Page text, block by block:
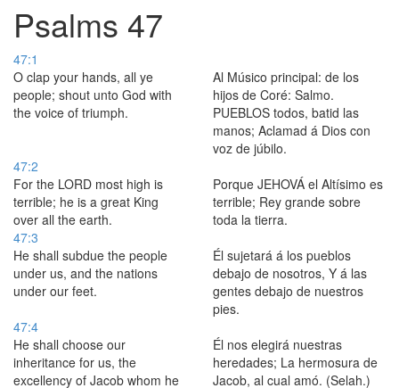
Psalms 47
47:1
O clap your hands, all ye
people; shout unto God with
the voice of triumph.
Al Músico principal: de los
hijos de Coré: Salmo.
PUEBLOS todos, batid las
manos; Aclamad á Dios con
voz de júbilo.
47:2
For the LORD most high is
terrible; he is a great King
over all the earth.
Porque JEHOVÁ el Altísimo es
terrible; Rey grande sobre
toda la tierra.
47:3
He shall subdue the people
under us, and the nations
under our feet.
Él sujetará á los pueblos
debajo de nosotros, Y á las
gentes debajo de nuestros
pies.
47:4
He shall choose our
inheritance for us, the
excellency of Jacob whom he
Él nos elegirá nuestras
heredades; La hermosura de
Jacob, al cual amó. (Selah.)